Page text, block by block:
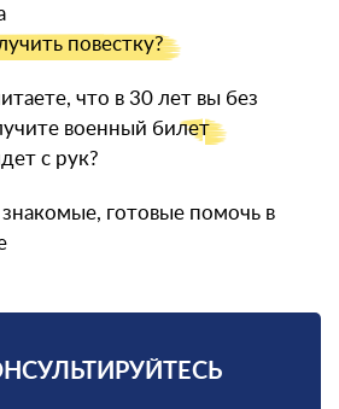
повестку?
что в 30 лет вы без
военный билет
с рук?
знакомые, готовые помочь в